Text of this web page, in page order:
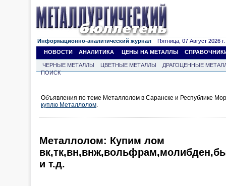
Информационно-аналитический журнал Пятница, 07 Август 2026 г.
НОВОСТИ
АНАЛИТИКА ЦЕНЫ НА МЕТАЛЛЫ
ЧЕРНЫЕ МЕТАЛЛЫ ЦВЕТНЫЕ МЕТАЛЛЫ
ДРАГОЦЕННЫЕ
ПОИСК
Объявления по теме Металлолом в Саранске и Республике
куплю Металлолом.
Металлолом: Купим лом
и т.д.